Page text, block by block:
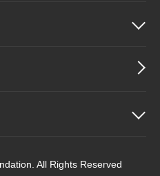
All Rights Reserved